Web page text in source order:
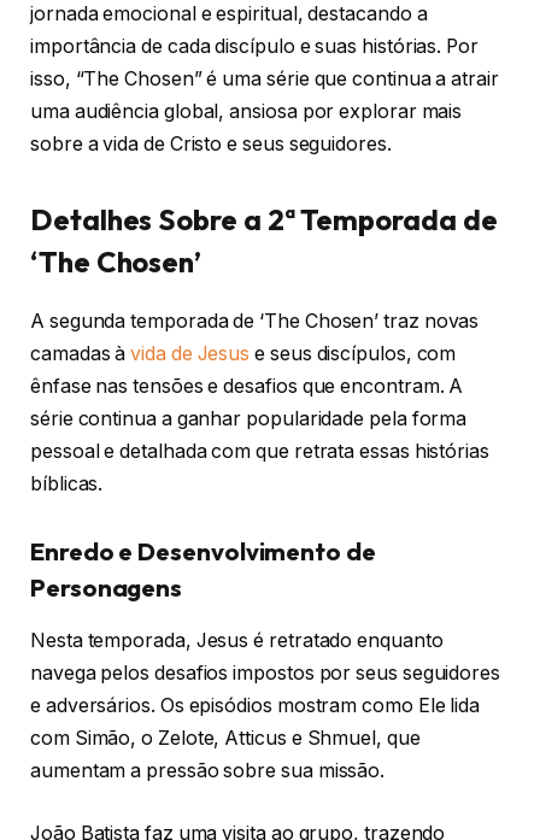
jornada emocional e espiritual, destacando a
importância de cada discípulo e suas histórias. Por
isso, “The Chosen” é uma série que continua a atrair
uma audiência global, ansiosa por explorar mais
sobre a vida de Cristo e seus seguidores.
Detalhes Sobre a 2ª Temporada de
‘The Chosen’
A segunda temporada de ‘The Chosen’ traz novas
camadas àvida de Jesus e seus discípulos, com
ênfase nas tensões e desafios que encontram. A
série continua a ganhar popularidade pela forma
pessoal e detalhada com que retrata essas histórias
bíblicas.
Enredo e Desenvolvimento de
Personagens
Nesta temporada, Jesus é retratado enquanto
navega pelos desafios impostos por seus seguidores
e adversários. Os episódios mostram como Ele lida
com Simão, o Zelote, Atticus e Shmuel, que
aumentam a pressão sobre sua missão.
João Batista faz uma visita ao grupo, trazendo